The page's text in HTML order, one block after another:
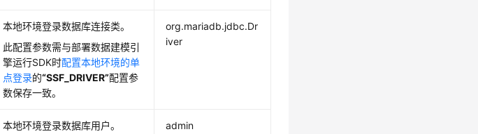
本地环境登录数据库连接类。
此配置参数需与部署数据建模引
擎运行SDK时配置本地环境的单
点登录的“SSF_DRIVER”配置参
数保存一致。
org.mariadb.jdbc.Dr
iver
本地环境登录数据库用户。 admin